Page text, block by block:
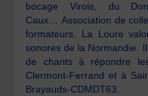
bocage Virois, du
Caux… Association de
formateurs, La Loure
sonores de la Normandie.
de chants à répondre
Clermont-Ferrand et à
Brayauds-CDMDT63.